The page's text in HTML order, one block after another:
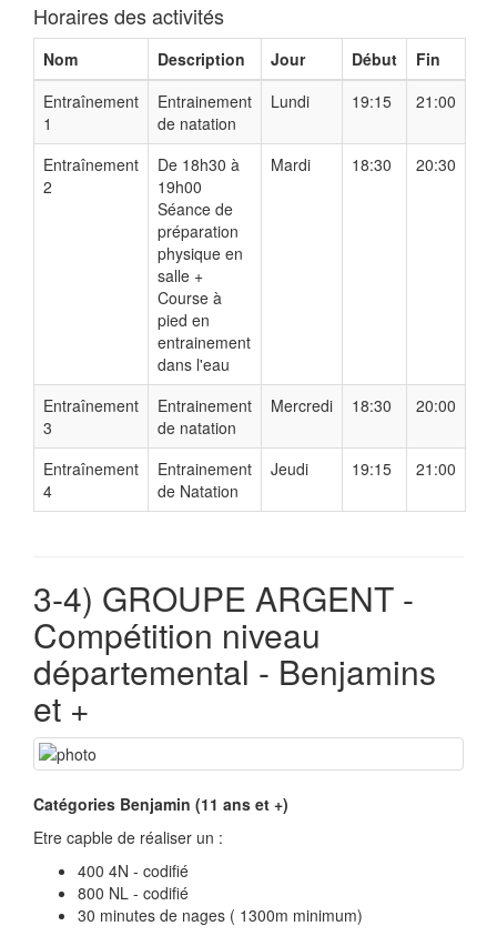
Horaires des activités
Nom Description Jour Début
Fin
Entraînement
1
Entrainement
de natation
Lundi 19:15 21:00
Entraînement
2
De 18h30 à
19h00
Séance de
préparation
physique en
salle +
Course à
pied en
entrainement
dans l'eau
Mardi 18:30 20:30
Entraînement
3
Entrainement
de natation
Mercredi 18:30 20:00
Entraînement
4
Entrainement
de Natation
Jeudi 19:15 21:00
3-4) GROUPE ARGENT -
Compétition niveau
départemental - Benjamins
et +
Catégories Benjamin (11 ans et +)
Etre capble de réaliser un :
400 4N - codifié
800 NL - codifié
30 minutes de nages ( 1300m minimum)